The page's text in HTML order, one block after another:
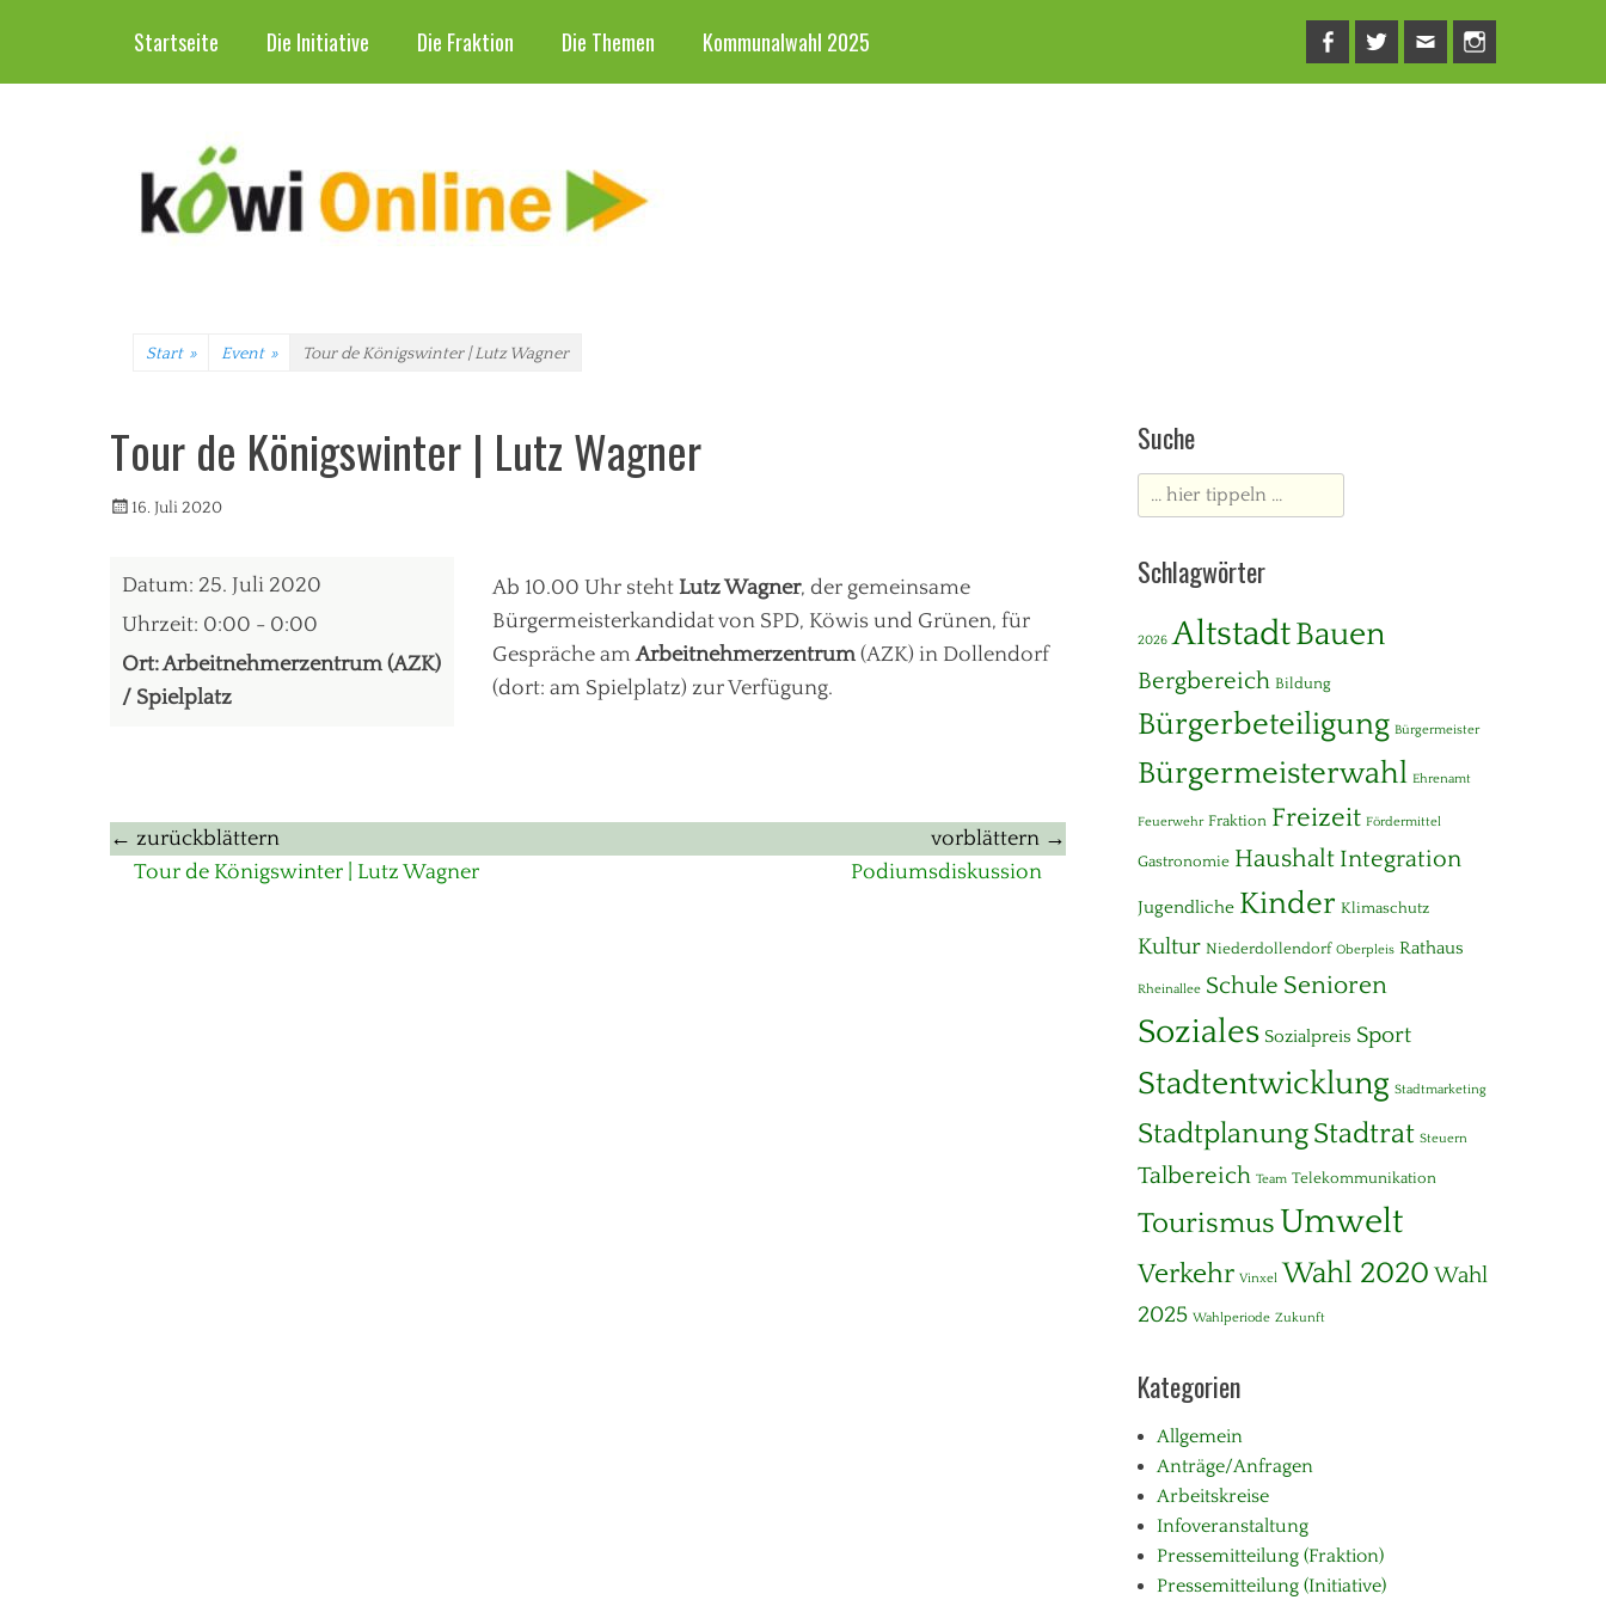
zumStartseite Die Initiative Die Fraktion Die Themen Kommunalwahl 2025 Facebook
Twitter
Mail
Start » Event » Tour de Königswinter | Lutz Wagner
Tour de Königswinter | Lutz Wagner
Veröffentlicht
16. Juli 2020
Datum: 25. Juli 2020
Uhrzeit: 0:00 - 0:00
Ort:Arbeitnehmerzentrum (AZK)
/ Spielplatz
Ab 10.00 Uhr steht Lutz Wagner, der gemeinsame
Bürgermeisterkandidat von SPD, Köwis und Grünen, für
Gespräche amArbeitnehmerzentrum (AZK) in Dollendorf
(dort: am Spielplatz) zur Verfügung.
Beitragsnavigation
← zurückblättern
Vorheriger
Tour de Königswinter | Lutz Wagner
vorblättern →
Podiumsdiskussion
Suche
Suche
nach:
Schlagwörter
2026 AltstadtBauen
Bergbereich Bildung
Bürgerbeteiligung Bürgermeister
Bürgermeisterwahl Ehrenamt
Feuerwehr Fraktion Freizeit Fördermittel
Gastronomie Haushalt Integration
Jugendliche Kinder Klimaschutz
Kultur Niederdollendorf Oberpleis Rathaus
Rheinallee Schule Senioren
Soziales Sozialpreis Sport
Stadtentwicklung Stadtmarketing
StadtplanungStadtrat Steuern
Talbereich Team Telekommunikation
TourismusUmwelt
Verkehr Vinxel Wahl 2020 Wahl
2025 Wahlperiode Zukunft
Kategorien
Allgemein
Anträge/Anfragen
Arbeitskreise
Infoveranstaltung
Pressemitteilung (Fraktion)
Pressemitteilung (Initiative)